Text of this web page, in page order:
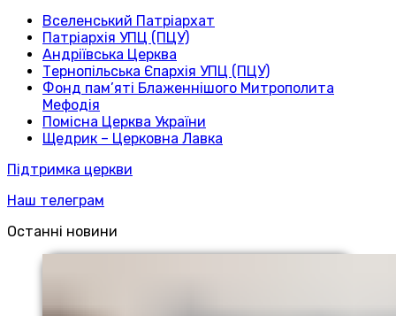
Вселенський Патріархат
Патріархія УПЦ (ПЦУ)
Андріївська Церква
Тернопільська Єпархія УПЦ (ПЦУ)
Фонд пам’яті Блаженнішого Митрополита
Мефодія
Помісна Церква України
Щедрик – Церковна Лавка
Підтримка церкви
Наш телеграм
Останні новини